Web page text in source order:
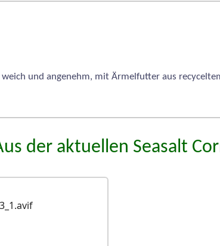
und angenehm, mit Ärmelfutter aus
der aktuellen Seasalt